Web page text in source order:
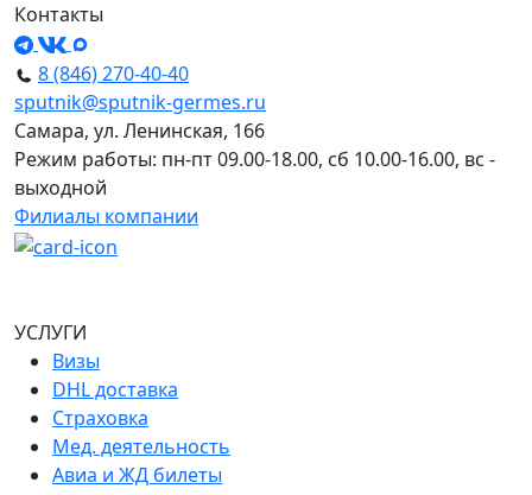
УСЛУГИ
Визы
DHL доставка
Страховка
Мед. деятельность
Авиа и ЖД билеты
Контакты
8 (846) 270-40-40
sputnik@sputnik-germes.ru
Самара, ул. Ленинская, 166
Режим работы: пн-пт 09.00-18.00, сб 10.00-16.00, вс -
выходной
Филиалы компании